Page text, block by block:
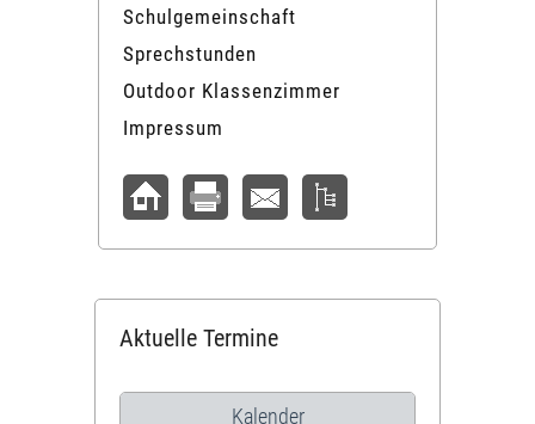
Schulgemeinschaft
Sprechstunden
Outdoor Klassenzimmer
Impressum
Aktuelle Termine
Kalender